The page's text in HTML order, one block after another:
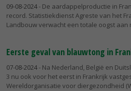
09-08-2024- De aardappelproductie in
record. Statistiekdienst Agreste van het
Landbouw verwacht een totale oogst aan
Eerste geval van blauwtong in
07-08-2024- Na Nederland, België en
3 nu ook voor het eerst in Frankrijk
Wereldorganisatie voor diergezondheid